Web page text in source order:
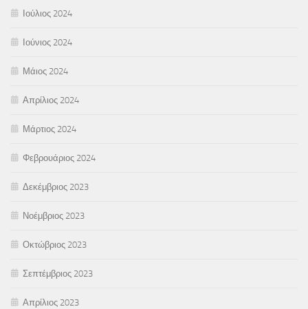
Ιούλιος 2024
Ιούνιος 2024
Μάιος 2024
Απρίλιος 2024
Μάρτιος 2024
Φεβρουάριος 2024
Δεκέμβριος 2023
Νοέμβριος 2023
Οκτώβριος 2023
Σεπτέμβριος 2023
Απρίλιος 2023